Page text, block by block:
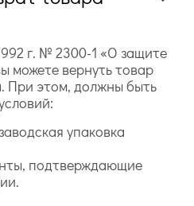
г. № 2300-1 «О защите
можете вернуть товар
При этом, должны быть
упаковка
подтверждающие